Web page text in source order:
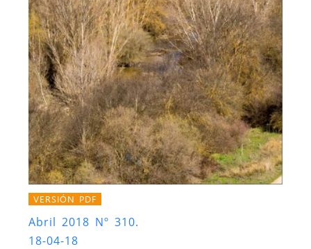
VERSIÓN PDF
Abril 2018 Nº 310.
18-04-18